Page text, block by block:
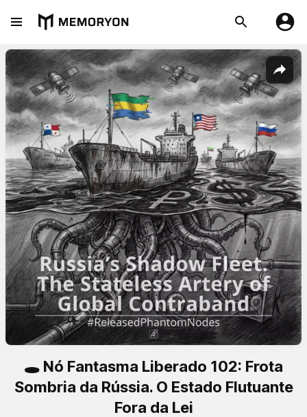
🕳️ Nó Fantasma Liberado 102: Frota
Sombria da Rússia. O Estado Flutuante
Fora da Lei